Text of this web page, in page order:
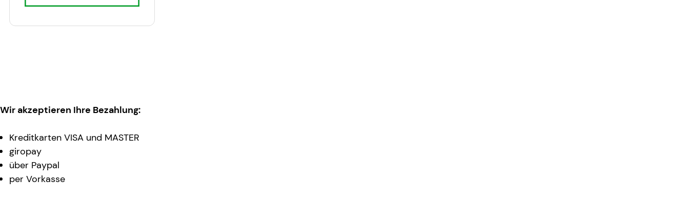
Wir akzeptieren Ihre Bezahlung:
Kreditkarten VISA und MASTER
giropay
über Paypal
per Vorkasse